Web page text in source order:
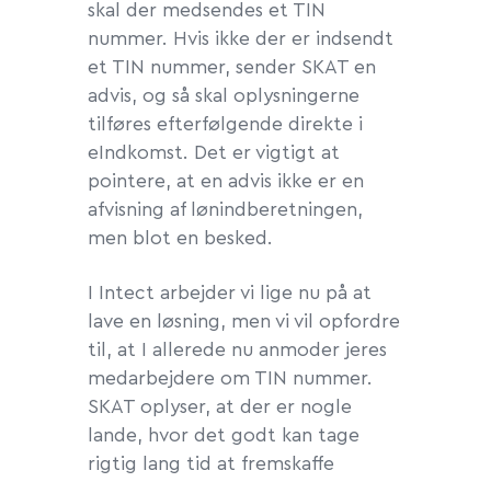
skal der medsendes et TIN
nummer. Hvis ikke der er indsendt
et TIN nummer, sender SKAT en
advis, og så skal oplysningerne
tilføres efterfølgende direkte i
eIndkomst. Det er vigtigt at
pointere, at en advis ikke er en
afvisning af lønindberetningen,
men blot en besked.
I Intect arbejder vi lige nu på at
lave en løsning, men vi vil opfordre
til, at I allerede nu anmoder jeres
medarbejdere om TIN nummer.
SKAT oplyser, at der er nogle
lande, hvor det godt kan tage
rigtig lang tid at fremskaffe